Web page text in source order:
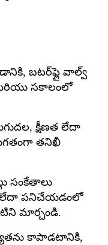
బటర్‌ఫ్లై వాల్వ్
సకాలంలో
క్షీణత లేదా
తనిఖీ
సంకేతాలు
లేదా పనిచేయడంలో
మార్చండి.
కాపాడటానికి,